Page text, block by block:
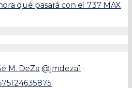
qué pasará con el 737 MAX
M. DeZa @jmdeza1 ·